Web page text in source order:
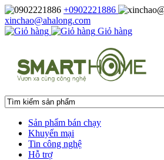
+0902221886
xinchao@ahalong.com
Giỏ hàng
Sản phẩm bán chạy
Khuyến mại
Tin công nghệ
Hỗ trợ